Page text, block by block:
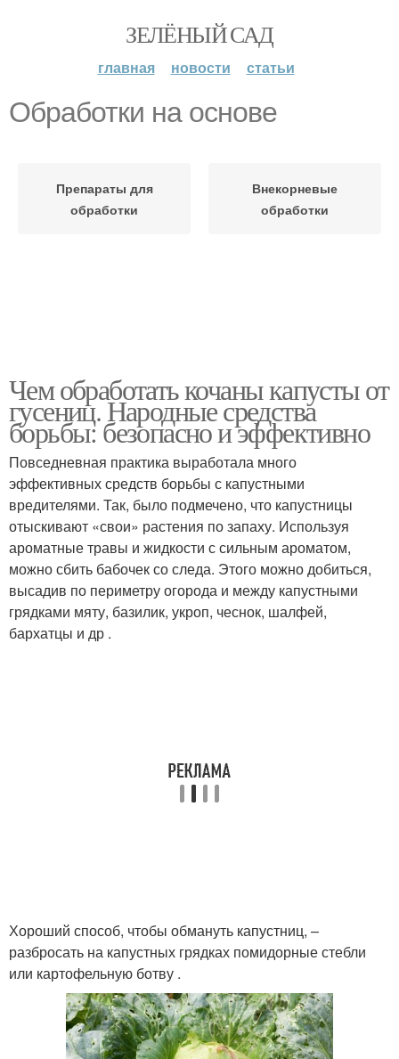
ЗЕЛЁНЫЙ САД
главная новости статьи
Обработки на основе
Препараты для
обработки
Внекорневые
обработки
Чем обработать кочаны капусты от
гусениц. Народные средства
борьбы: безопасно и эффективно
Повседневная практика выработала много
эффективных средств борьбы с капустными
вредителями. Так, было подмечено, что капустницы
отыскивают «свои» растения по запаху. Используя
ароматные травы и жидкости с сильным ароматом,
можно сбить бабочек со следа. Этого можно добиться,
высадив по периметру огорода и между капустными
грядками мяту, базилик, укроп, чеснок, шалфей,
бархатцы и др .
Хороший способ, чтобы обмануть капустниц, –
разбросать на капустных грядках помидорные стебли
или картофельную ботву .